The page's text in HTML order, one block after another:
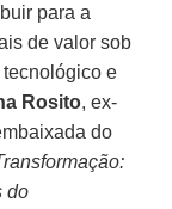
para a
de valor sob
e
Rosito, ex-
do
do